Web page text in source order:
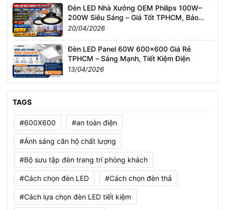
Đèn LED Nhà Xưởng OEM Philips 100W–
200W Siêu Sáng – Giá Tốt TPHCM, Bảo
Hành 3 Năm
20/04/2026
Đèn LED Panel 60W 600x600 Giá Rẻ
TPHCM – Sáng Mạnh, Tiết Kiệm Điện
13/04/2026
TAGS
#600X600 #an toàn điện
#Ánh sáng căn hộ chất lượng
#Bộ sưu tập đèn trang trí phòng khách
#Cách chọn đèn LED #Cách chọn đèn thả
#Cách lựa chọn đèn LED tiết kiệm